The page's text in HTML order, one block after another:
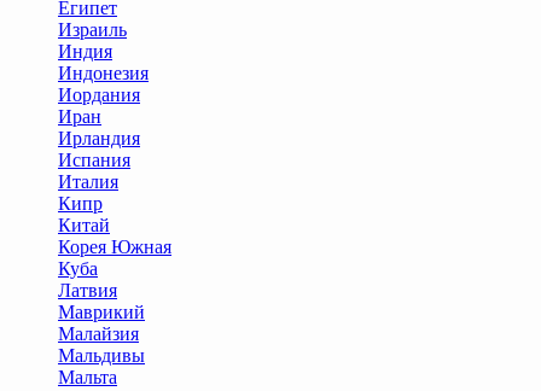
Египет
Израиль
Индия
Индонезия
Иордания
Иран
Ирландия
Испания
Италия
Кипр
Китай
Корея Южная
Куба
Латвия
Маврикий
Малайзия
Мальдивы
Мальта